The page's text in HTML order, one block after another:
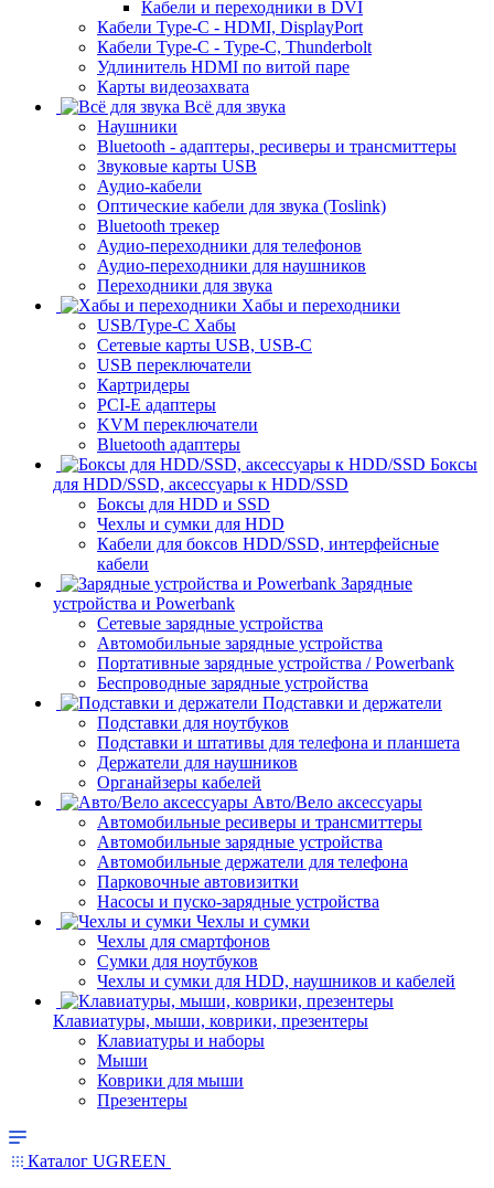
Кабели и переходники в DVI
Кабели Type-C - HDMI, DisplayPort
Кабели Type-C - Type-C, Thunderbolt
Удлинитель HDMI по витой паре
Карты видеозахвата
Всё для звука
Наушники
Bluetooth - адаптеры, ресиверы и трансмиттеры
Звуковые карты USB
Аудио-кабели
Оптические кабели для звука (Toslink)
Bluetooth трекер
Аудио-переходники для телефонов
Аудио-переходники для наушников
Переходники для звука
Хабы и переходники
USB/Type-C Хабы
Сетевые карты USB, USB-C
USB переключатели
Картридеры
PCI-E адаптеры
KVM переключатели
Bluetooth адаптеры
Боксы
для HDD/SSD, аксессуары к HDD/SSD
Боксы для HDD и SSD
Чехлы и сумки для HDD
Кабели для боксов HDD/SSD, интерфейсные
кабели
Зарядные
устройства и Powerbank
Сетевые зарядные устройства
Автомобильные зарядные устройства
Портативные зарядные устройства / Powerbank
Беспроводные зарядные устройства
Подставки и держатели
Подставки для ноутбуков
Подставки и штативы для телефона и планшета
Держатели для наушников
Органайзеры кабелей
Авто/Вело аксессуары
Автомобильные ресиверы и трансмиттеры
Автомобильные зарядные устройства
Автомобильные держатели для телефона
Парковочные автовизитки
Насосы и пуско-зарядные устройства
Чехлы и сумки
Чехлы для смартфонов
Сумки для ноутбуков
Чехлы и сумки для HDD, наушников и кабелей
Клавиатуры, мыши, коврики, презентеры
Клавиатуры и наборы
Мыши
Коврики для мыши
Презентеры
Каталог UGREEN